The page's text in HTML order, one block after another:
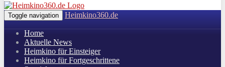
Toggle navigation Heimkino360.de
Home
Aktuelle News
Heimkino für Einsteiger
Heimkino für Fortgeschrittene